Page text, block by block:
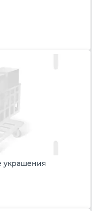
украшения